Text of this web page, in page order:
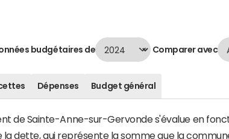
budgétaires de Comparer avec
Dépenses Budget général
de Sainte-Anne-sur-Gervonde s'évalue en
la dette, qui représente la somme que la